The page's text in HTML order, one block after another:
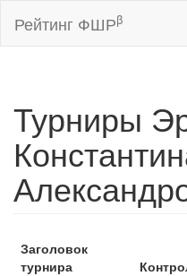
Рейтинг ФШРβ
Турниры
Заголовок
турнира